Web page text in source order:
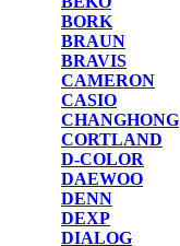
BORK
BRAUN
BRAVIS
CAMERON
CASIO
CHANGHONG
CORTLAND
D-COLOR
DAEWOO
DENN
DEXP
DIALOG